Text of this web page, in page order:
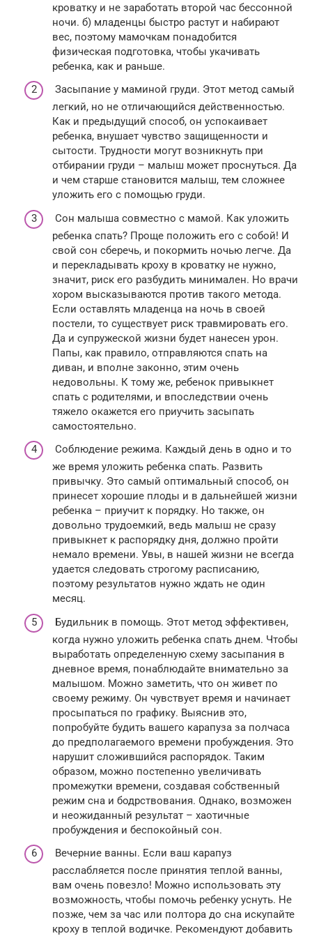
кроватку и не заработать второй час бессонной
ночи. б) младенцы быстро растут и набирают
вес, поэтому мамочкам понадобится
физическая подготовка, чтобы укачивать
ребенка, как и раньше.
Засыпание у маминой груди. Этот метод самый
легкий, но не отличающийся действенностью.
Как и предыдущий способ, он успокаивает
ребенка, внушает чувство защищенности и
сытости. Трудности могут возникнуть при
отбирании груди – малыш может проснуться. Да
и чем старше становится малыш, тем сложнее
уложить его с помощью груди.
Сон малыша совместно с мамой. Как уложить
ребенка спать? Проще положить его с собой! И
свой сон сберечь, и покормить ночью легче. Да
и перекладывать кроху в кроватку не нужно,
значит, риск его разбудить минимален. Но врачи
хором высказываются против такого метода.
Если оставлять младенца на ночь в своей
постели, то существует риск травмировать его.
Да и супружеской жизни будет нанесен урон.
Папы, как правило, отправляются спать на
диван, и вполне законно, этим очень
недовольны. К тому же, ребенок привыкнет
спать с родителями, и впоследствии очень
тяжело окажется его приучить засыпать
самостоятельно.
Соблюдение режима. Каждый день в одно и то
же время уложить ребенка спать. Развить
привычку. Это самый оптимальный способ, он
принесет хорошие плоды и в дальнейшей жизни
ребенка – приучит к порядку. Но также, он
довольно трудоемкий, ведь малыш не сразу
привыкнет к распорядку дня, должно пройти
немало времени. Увы, в нашей жизни не всегда
удается следовать строгому расписанию,
поэтому результатов нужно ждать не один
месяц.
Будильник в помощь. Этот метод эффективен,
когда нужно уложить ребенка спать днем. Чтобы
выработать определенную схему засыпания в
дневное время, понаблюдайте внимательно за
малышом. Можно заметить, что он живет по
своему режиму. Он чувствует время и начинает
просыпаться по графику. Выяснив это,
попробуйте будить вашего карапуза за полчаса
до предполагаемого времени пробуждения. Это
нарушит сложившийся распорядок. Таким
образом, можно постепенно увеличивать
промежутки времени, создавая собственный
режим сна и бодрствования. Однако, возможен
и неожиданный результат – хаотичные
пробуждения и беспокойный сон.
Вечерние ванны. Если ваш карапуз
расслабляется после принятия теплой ванны,
вам очень повезло! Можно использовать эту
возможность, чтобы помочь ребенку уснуть. Не
позже, чем за час или полтора до сна искупайте
кроху в теплой водичке. Рекомендуют добавить